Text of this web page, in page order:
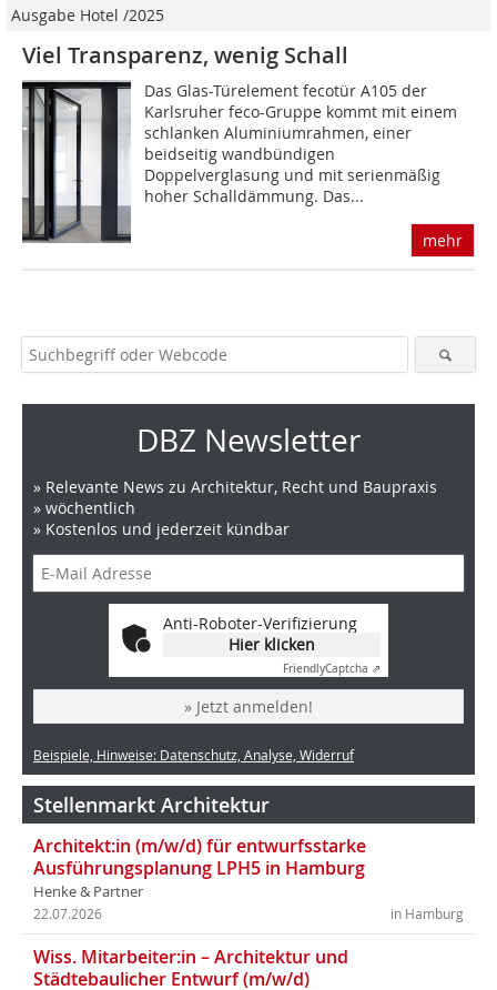
Ausgabe Hotel /2025
Viel Transparenz, wenig Schall
Das Glas-Türelement fecotür A105 der
Karlsruher feco-Gruppe kommt mit einem
schlanken Aluminiumrahmen, einer
beidseitig wandbündigen
Doppelverglasung und mit serienmäßig
hoher Schalldämmung. Das...
mehr
DBZ Newsletter
» Relevante News zu Architektur, Recht und Baupraxis
» wöchentlich
» Kostenlos und jederzeit kündbar
Anti-Roboter-Verifizierung
Hier klicken
FriendlyCaptcha ⇗
» Jetzt anmelden!
Beispiele, Hinweise: Datenschutz, Analyse, Widerruf
Stellenmarkt Architektur
Architekt:in (m/w/d) für entwurfsstarke
Ausführungsplanung LPH5 in Hamburg
Henke & Partner
in Hamburg
22.07.2026
Wiss. Mitarbeiter:in – Architektur und
Städtebaulicher Entwurf (m/w/d)